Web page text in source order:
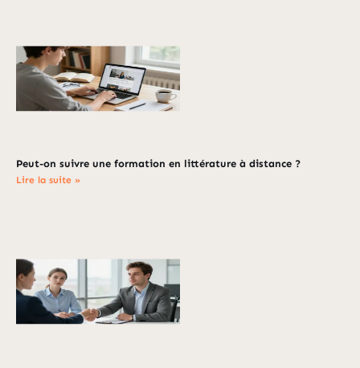
Peut-on suivre une formation en littérature à distance ?
Lire la suite »